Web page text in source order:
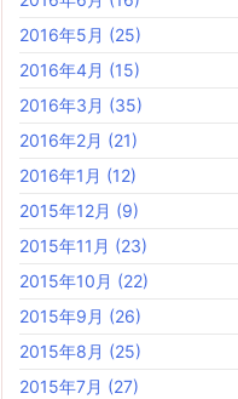
2016年5月 (25)
2016年4月 (15)
2016年3月 (35)
2016年2月 (21)
2016年1月 (12)
2015年12月 (9)
2015年11月 (23)
2015年10月 (22)
2015年9月 (26)
2015年8月 (25)
2015年7月 (27)